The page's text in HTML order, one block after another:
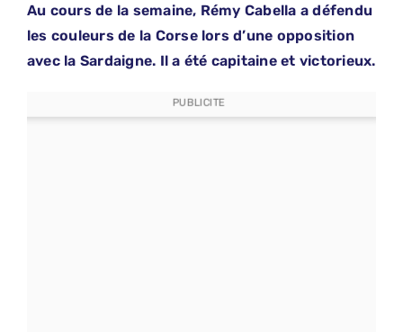
Au cours de la semaine, Rémy Cabella a défendu
les couleurs de la Corse lors d’une opposition
avec la Sardaigne. Il a été capitaine et victorieux.
PUBLICITE